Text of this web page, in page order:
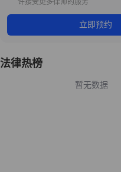
许接受更多律师的服务
立即预约
法律热榜
暂无数据